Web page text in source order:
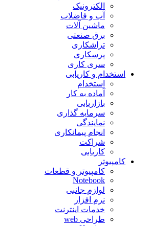
الکترونیک
آب و فاضلاب
ماشین آلات
برق صنعتی
تراشکاری
پرسکاری
سری کاری
استخدام و کاریابی
استخدام
آماده به کار
بازاریابی
سرمایه گذاری
نمایندگی
انجام پیمانکاری
شراکت
کاریابی
کامپیوتر
کامپیوتر و قطعات
Notebook
لوازم جانبی
نرم افزار
خدمات اینترنت
طراحی web